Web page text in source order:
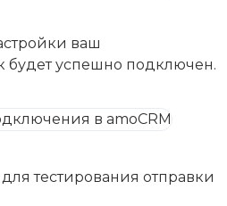
ваш
успешно подключен.
тестирования отправки